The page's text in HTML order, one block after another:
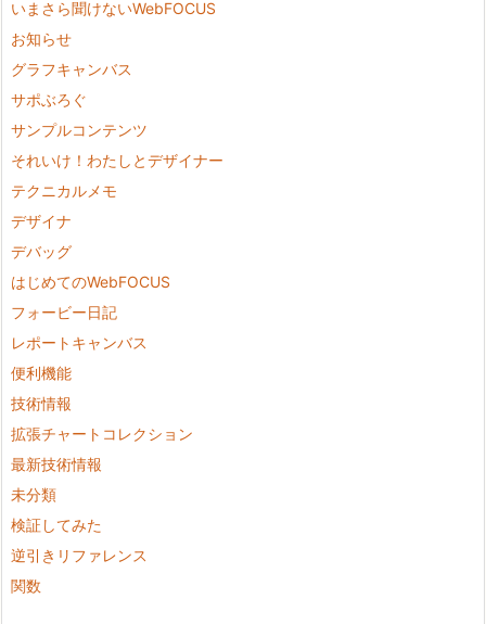
いまさら聞けないWebFOCUS
お知らせ
グラフキャンバス
サポぶろぐ
サンプルコンテンツ
それいけ！わたしとデザイナー
テクニカルメモ
デザイナ
デバッグ
はじめてのWebFOCUS
フォービー日記
レポートキャンバス
便利機能
技術情報
拡張チャートコレクション
最新技術情報
未分類
検証してみた
逆引きリファレンス
関数